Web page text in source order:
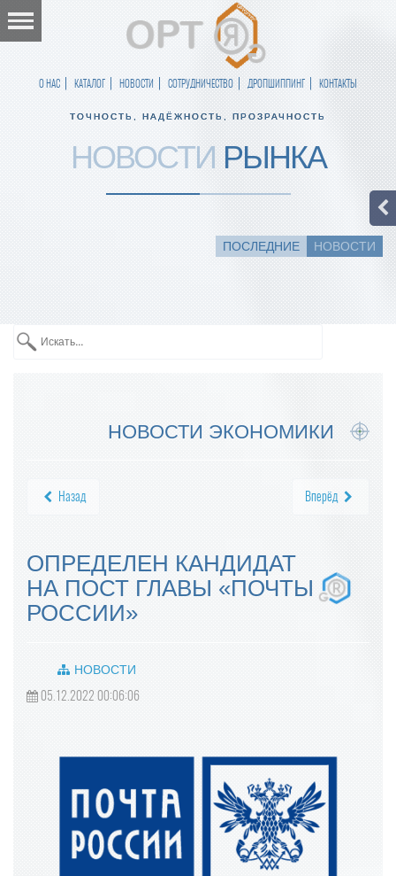
О НАС КАТАЛОГ НОВОСТИ СОТРУДНИЧЕСТВО ДРОПШИППИНГ КОНТАКТЫ
ТОЧНОСТЬ, НАДЁЖНОСТЬ, ПРОЗРАЧНОСТЬ
НОВОСТИ РЫНКА
ПОСЛЕДНИЕ НОВОСТИ
НОВОСТИ ЭКОНОМИКИ
Назад Вперёд
ОПРЕДЕЛЕН КАНДИДАТ
НА ПОСТ ГЛАВЫ «ПОЧТЫ
РОССИИ»
НОВОСТИ
05.12.2022 00:06:06